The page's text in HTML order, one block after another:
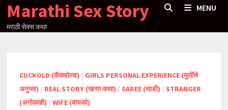
Skip
content
Marathi Sex Story
मराठी सेक्स कथा
MENU
CUCKOLD (कॅकहोल्ड) / GIRLS PERSONAL EXPERIENCE (मुलींचे
अनुभव) / REAL STORY (खऱ्या कथा) / SAREE (साडी) / STRANGER
(अनोळखी) / WIFE (बायको)